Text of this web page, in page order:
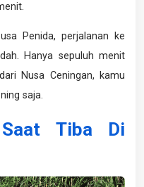
Penida, perjalanan ke
Hanya sepuluh menit
Nusa Ceningan, kamu
saja.
Tiba Di